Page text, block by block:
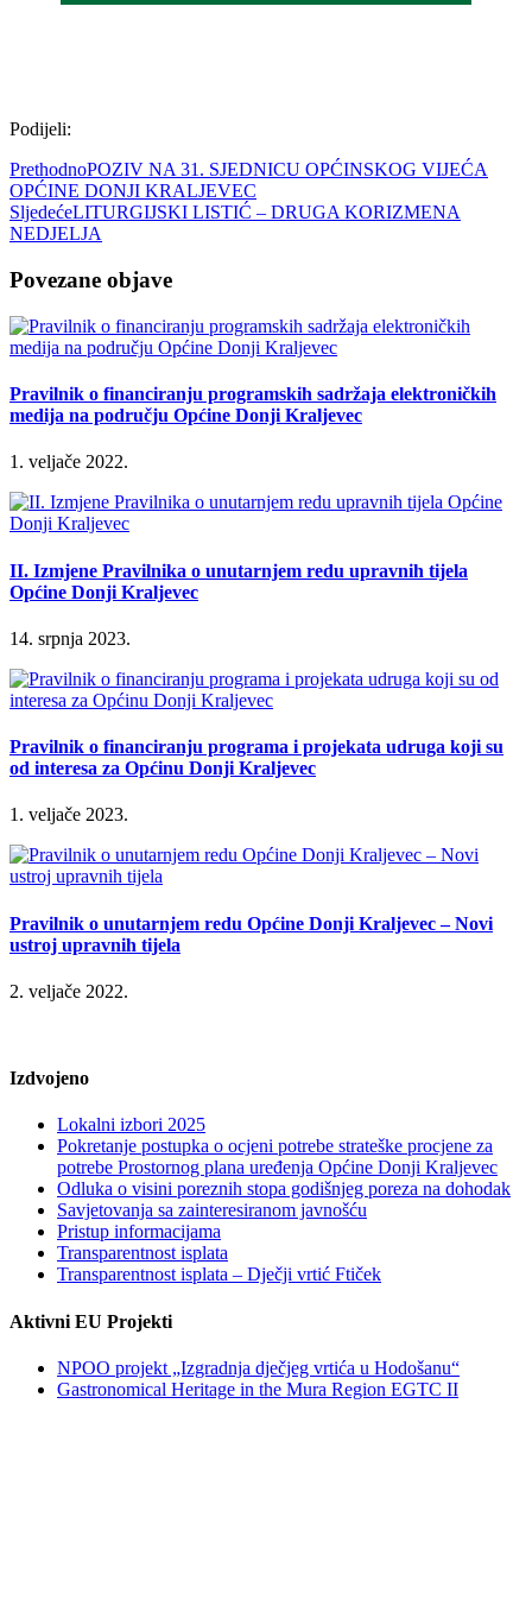
Podijeli:
PrethodnoPOZIV NA 31. SJEDNICU OPĆINSKOG VIJEĆA
OPĆINE DONJI KRALJEVEC
SljedećeLITURGIJSKI LISTIĆ – DRUGA KORIZMENA
NEDJELJA
Povezane objave
Pravilnik o financiranju programskih sadržaja elektroničkih
medija na području Općine Donji Kraljevec
1. veljače 2022.
II. Izmjene Pravilnika o unutarnjem redu upravnih tijela
Općine Donji Kraljevec
14. srpnja 2023.
Pravilnik o financiranju programa i projekata udruga koji su
od interesa za Općinu Donji Kraljevec
1. veljače 2023.
Pravilnik o unutarnjem redu Općine Donji Kraljevec – Novi
ustroj upravnih tijela
2. veljače 2022.
Izdvojeno
Lokalni izbori 2025
Pokretanje postupka o ocjeni potrebe strateške procjene za
potrebe Prostornog plana uređenja Općine Donji Kraljevec
Odluka o visini poreznih stopa godišnjeg poreza na dohodak
Savjetovanja sa zainteresiranom javnošću
Pristup informacijama
Transparentnost isplata
Transparentnost isplata – Dječji vrtić Ftiček
Aktivni EU Projekti
NPOO projekt „Izgradnja dječjeg vrtića u Hodošanu“
Gastronomical Heritage in the Mura Region EGTC II